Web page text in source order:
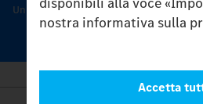
nostra informativa sulla
Accetta
Unimog Service Days